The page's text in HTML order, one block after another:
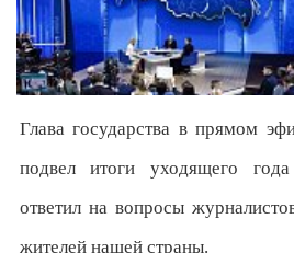
Глава государства в прямом
подвел итоги уходящего
ответил на вопросы
жителей нашей страны.